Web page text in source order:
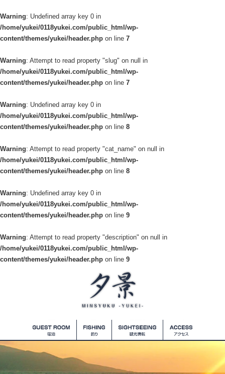
Warning: Undefined array key 0 in
/home/yukei/0118yukei.com/public_html/wp-
content/themes/yukei/header.php on line 7
Warning: Attempt to read property "slug" on null in
/home/yukei/0118yukei.com/public_html/wp-
content/themes/yukei/header.php on line 7
Warning: Undefined array key 0 in
/home/yukei/0118yukei.com/public_html/wp-
content/themes/yukei/header.php on line 8
Warning: Attempt to read property "cat_name" on null in
/home/yukei/0118yukei.com/public_html/wp-
content/themes/yukei/header.php on line 8
Warning: Undefined array key 0 in
/home/yukei/0118yukei.com/public_html/wp-
content/themes/yukei/header.php on line 9
Warning: Attempt to read property "description" on null in
/home/yukei/0118yukei.com/public_html/wp-
content/themes/yukei/header.php on line 9